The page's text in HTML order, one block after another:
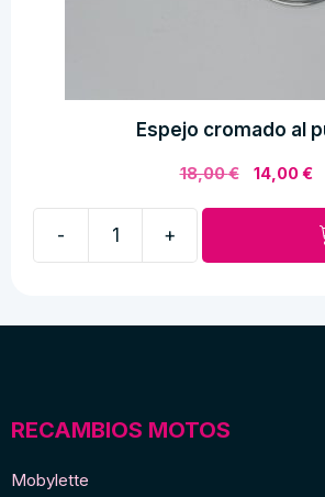
Espejo cromado al
18,00€
El
18,00 €.
14,00€El
-
puño
+
RECAMBIOS MOTOS
Mobylette